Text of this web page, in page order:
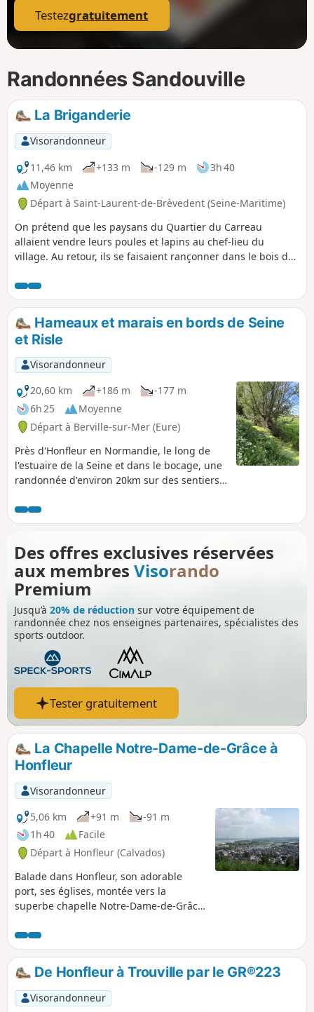
Testezgratuitement
Randonnées Sandouville
La Briganderie
Visorandonneur
11,46 km
+133 m -129 m
3h 40
Moyenne
Départ à Saint-Laurent-de-Brèvedent (Seine-Maritime)
On prétend que les paysans du Quartier du Carreau
allaient vendre leurs poules et lapins au chef-lieu du
village. Au retour, ils se faisaient rançonner dans le bois de
Hameaux et marais en bords de Seine
et Risle
Visorandonneur
20,60 km
+186 m
-177 m
6h 25
Moyenne
Départ à Berville-sur-Mer (Eure)
Près d'Honfleur en Normandie, le long de
l'estuaire de la Seine et dans le bocage, une
randonnée d'environ 20km sur des sentiers
Des offres exclusives réservées
aux membres Visorando
Premium
Jusqu’à 20% de réduction sur votre équipement de
randonnée chez nos enseignes partenaires, spécialistes des
sports outdoor.
Tester gratuitement
La Chapelle Notre-Dame-de-Grâce à
Honfleur
Visorandonneur
5,06 km
+91 m
-91 m
1h 40
Facile
Départ à Honfleur (Calvados)
Balade dans Honfleur, son adorable
port, ses églises, montée vers la
superbe chapelle Notre-Dame-de-Grâce,
Havre, l'embouchure de la Seine et le
Pont de Normandie.
De Honfleur à Trouville par le GR®223
Visorandonneur